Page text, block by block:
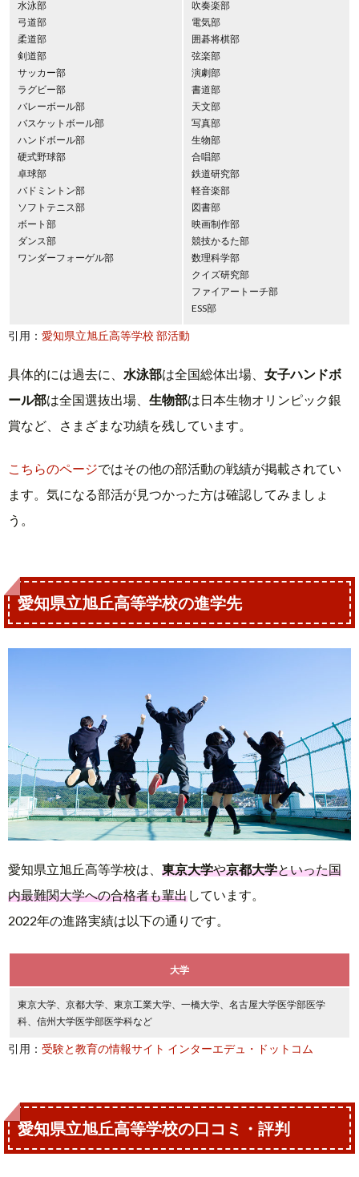
水泳部
弓道部
柔道部
剣道部
サッカー部
ラグビー部
バレーボール部
バスケットボール部
ハンドボール部
硬式野球部
卓球部
バドミントン部
ソフトテニス部
ボート部
ダンス部
ワンダーフォーゲル部
吹奏楽部
電気部
囲碁将棋部
弦楽部
演劇部
書道部
天文部
写真部
生物部
合唱部
鉄道研究部
軽音楽部
図書部
映画制作部
競技かるた部
数理科学部
クイズ研究部
ファイアートーチ部
ESS部
引用： 愛知県立旭丘高等学校 部活動
具体的には過去に、 水泳部は全国総体出場、 女子ハンドボ
ール部は全国選抜出場、 生物部は日本生物オリンピック銀
賞など、さまざまな功績を残しています。
こちらのページではその他の部活動の戦績が掲載されてい
ます。気になる部活が見つかった方は確認してみましょ
う。
愛知県立旭丘高等学校の進学先
愛知県立旭丘高等学校は、 東京大学や京都大学といった国
内最難関大学への合格者も輩出しています。
2022年の進路実績は以下の通りです。
大学
東京大学、京都大学、東京工業大学、一橋大学、名古屋大学医学部医学
科、信州大学医学部医学科など
引用： 受験と教育の情報サイト インターエデュ・ドットコム
愛知県立旭丘高等学校の口コミ・評判